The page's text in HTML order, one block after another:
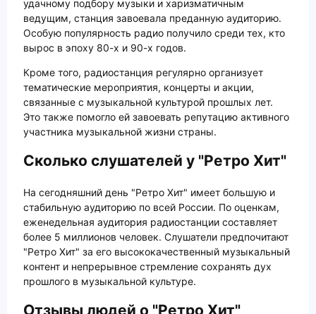
удачному подбору музыки и харизматичным
ведущим, станция завоевала преданную аудиторию.
Особую популярность радио получило среди тех, кто
вырос в эпоху 80-х и 90-х годов.
Кроме того, радиостанция регулярно организует
тематические мероприятия, концерты и акции,
связанные с музыкальной культурой прошлых лет.
Это также помогло ей завоевать репутацию активного
участника музыкальной жизни страны.
Сколько слушателей у "Ретро Хит"
На сегодняшний день "Ретро Хит" имеет большую и
стабильную аудиторию по всей России. По оценкам,
еженедельная аудитория радиостанции составляет
более 5 миллионов человек. Слушатели предпочитают
"Ретро Хит" за его высококачественный музыкальный
контент и непрерывное стремление сохранять дух
прошлого в музыкальной культуре.
Отзывы людей о "Ретро Хит"